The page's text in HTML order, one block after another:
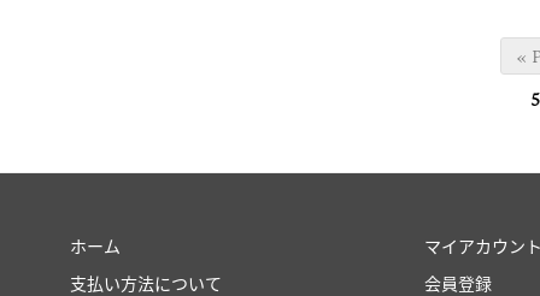
«
5
ホーム
支払い方法について
マイアカウン
会員登録